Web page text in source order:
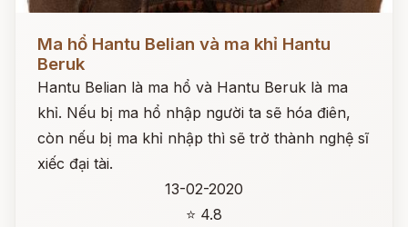
Ma hổ Hantu Belian và ma khỉ Hantu
Beruk
Hantu Belian là ma hổ và Hantu Beruk là ma
khỉ. Nếu bị ma hổ nhập người ta sẽ hóa điên,
còn nếu bị ma khỉ nhập thì sẽ trở thành nghệ sĩ
xiếc đại tài.
13-02-2020
⭐ 4.8